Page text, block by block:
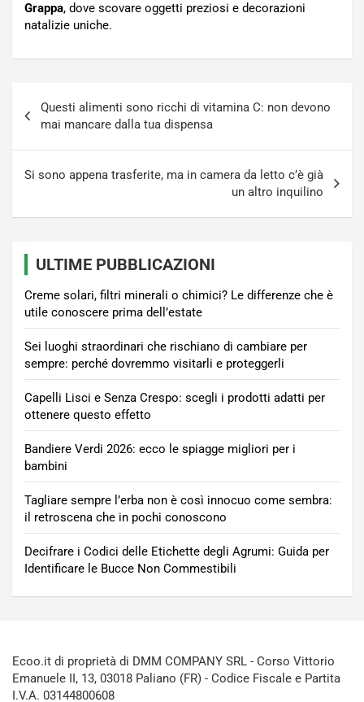
Grappa, dove scovare oggetti preziosi e decorazioni
natalizie uniche.
articoli
Questi alimenti sono ricchi di vitamina C: non devono
mai mancare dalla tua dispensa
Si sono appena trasferite, ma in camera da letto c’è già
un altro inquilino
ULTIME PUBBLICAZIONI
Creme solari, filtri minerali o chimici? Le differenze che è
utile conoscere prima dell’estate
Sei luoghi straordinari che rischiano di cambiare per
sempre: perché dovremmo visitarli e proteggerli
Capelli Lisci e Senza Crespo: scegli i prodotti adatti per
ottenere questo effetto
Bandiere Verdi 2026: ecco le spiagge migliori per i
bambini
Tagliare sempre l’erba non è così innocuo come sembra:
il retroscena che in pochi conoscono
Decifrare i Codici delle Etichette degli Agrumi: Guida per
Identificare le Bucce Non Commestibili
Ecoo.it di proprietà di DMM COMPANY SRL - Corso Vittorio
Emanuele II, 13, 03018 Paliano (FR) - Codice Fiscale e Partita
I.V.A. 03144800608